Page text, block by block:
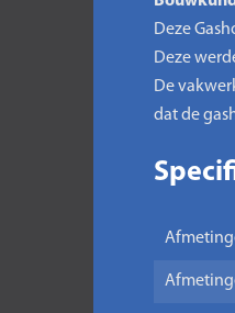
Deze
Deze
De
dat de